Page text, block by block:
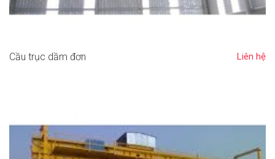
Cầu trục dầm đơn Liên hệ